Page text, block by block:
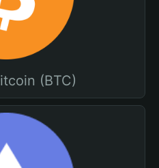
(BTC)